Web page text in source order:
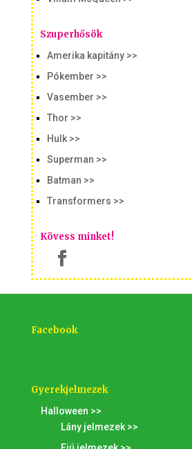
Szuperhősök
Amerika kapitány >>
Pókember >>
Vasember >>
Thor >>
Hulk >>
Superman >>
Batman >>
Transformers >>
Kövess minket!
Facebook
Gyerekjelmezek
Halloween >>
Lány jelmezek >>